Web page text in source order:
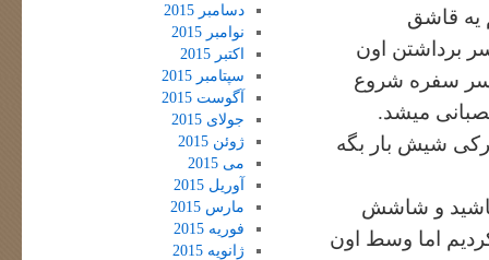
یه قاشق
برداشتن اون
سر سفره شروع
میشد.
شیش بار بگه
و شاشش
اما وسط اون
دسامبر 2015
نوامبر 2015
اکتبر 2015
سپتامبر 2015
آگوست 2015
جولای 2015
ژوئن 2015
می 2015
آوریل 2015
مارس 2015
فوریه 2015
ژانویه 2015